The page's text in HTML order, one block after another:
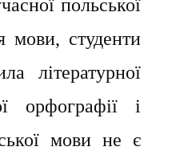
польської
мови, студенти
літературної
орфографії і
мови не є